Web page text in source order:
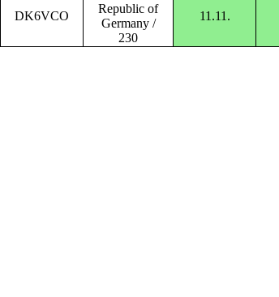
DK6VCO
Republic of
Germany /
230
11.11.